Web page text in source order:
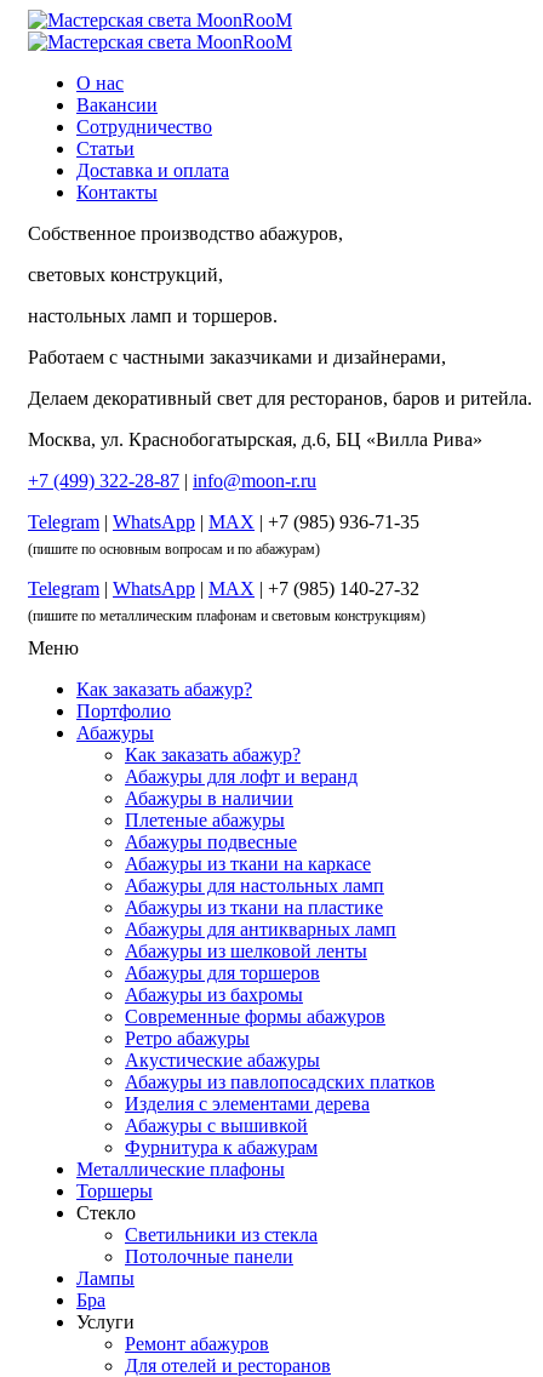
О нас
Вакансии
Сотрудничество
Статьи
Доставка и оплата
Контакты
Собственное производство абажуров,
световых конструкций,
настольных ламп и торшеров.
Работаем с частными заказчиками и дизайнерами,
Делаем декоративный свет для ресторанов, баров и ритейла.
Москва, ул. Краснобогатырская, д.6, БЦ «Вилла Рива»
+7 (499) 322-28-87 | info@moon-r.ru
Telegram | WhatsApp | MAX | +7 (985) 936-71-35
(пишите по основным вопросам и по абажурам)
Telegram | WhatsApp | MAX | +7 (985) 140-27-32
(пишите по металлическим плафонам и световым конструкциям)
Меню
Как заказать абажур?
Портфолио
Абажуры
Как заказать абажур?
Абажуры для лофт и веранд
Абажуры в наличии
Плетеные абажуры
Абажуры подвесные
Абажуры из ткани на каркасе
Абажуры для настольных ламп
Абажуры из ткани на пластике
Абажуры для антикварных ламп
Абажуры из шелковой ленты
Абажуры для торшеров
Абажуры из бахромы
Современные формы абажуров
Ретро абажуры
Акустические абажуры
Абажуры из павлопосадских платков
Изделия с элементами дерева
Абажуры с вышивкой
Фурнитура к абажурам
Металлические плафоны
Торшеры
Стекло
Светильники из стекла
Потолочные панели
Лампы
Бра
Услуги
Ремонт абажуров
Для отелей и ресторанов